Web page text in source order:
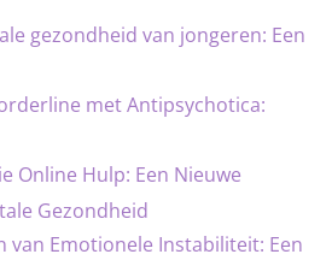
gezondheid van jongeren: Een
met Antipsychotica:
Online Hulp: Een Nieuwe
Gezondheid
van Emotionele Instabiliteit: Een